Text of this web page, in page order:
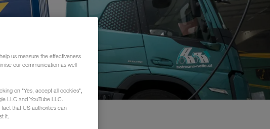
us measure the effectiveness
our communication as well
on "Yes, accept all cookies",
LLC and YouTube LLC.
that US authorities can
it.